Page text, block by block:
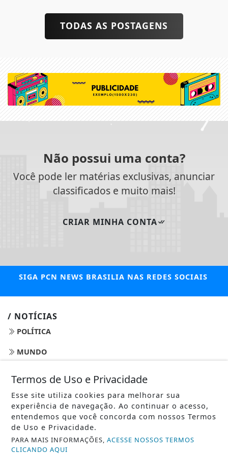
TODAS AS POSTAGENS
Não possui uma conta?
Você pode ler matérias exclusivas, anunciar
classificados e muito mais!
CRIAR MINHA CONTA
SIGA PCN NEWS BRASILIA NAS REDES SOCIAIS
/ NOTÍCIAS
POLÍTICA
MUNDO
TECNOLOGIA & INOVAÇÃO
EDUCAÇÃO
POLICIAL
Termos de Uso e Privacidade
Esse site utiliza cookies para melhorar sua
experiência de navegação. Ao continuar o acesso,
entendemos que você concorda com nossos Termos
de Uso e Privacidade.
PARA MAIS INFORMAÇÕES,ACESSE NOSSOS TERMOS
CLICANDO AQUI